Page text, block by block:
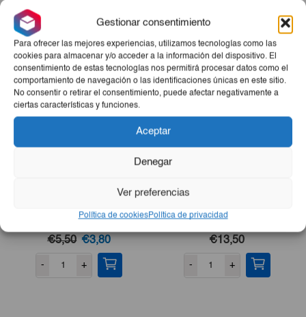
Gestionar consentimiento
Para ofrecer las mejores experiencias, utilizamos tecnologías como las
cookies para almacenar y/o acceder a la información del dispositivo. El
consentimiento de estas tecnologías nos permitirá procesar datos como el
comportamiento de navegación o las identificaciones únicas en este sitio.
No consentir o retirar el consentimiento, puede afectar negativamente a
ciertas características y funciones.
Aceptar
Denegar
Ver preferencias
Política de cookiesPolítica de privacidad
oportunidad de disfrutar de este postre excepcional!
Productos Relacionados
Frambuesa Macro Food
1kg
€5,50El
precio
original
€3,80El
precio
actual
- +
€13,50
- +